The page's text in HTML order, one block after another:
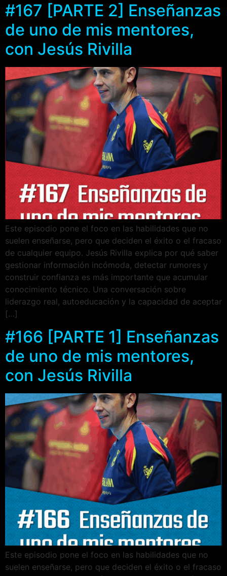
#167 [PARTE 2] Enseñanzas
de uno de mis mentores,
con Jesús Rivilla
Este episodio pone el foco en las habilidades que no
suelen enseñarse, pero que deciden el éxito o el fracaso
de cualquier equipo. Jesús Rivilla explica por qué saber
gestionar información incómoda, detectar rumores y
construir confianza es más importante que acumular
conocimiento técnico. Una conversación sobre
liderazgo real, autoeducación y la capacidad de aceptar
[…]
#166 [PARTE 1] Enseñanzas
de uno de mis mentores,
con Jesús Rivilla
Este episodio pone el foco en las habilidades que no
suelen enseñarse, pero que deciden el éxito o el fracaso